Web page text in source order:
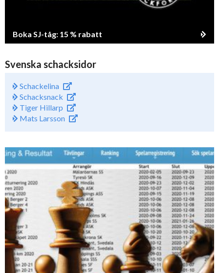
Boka SJ-tåg: 15 % rabatt
Svenska schacksidor
Schackelina
Schacksnack
Tiger Hillarp
Mats Larsson